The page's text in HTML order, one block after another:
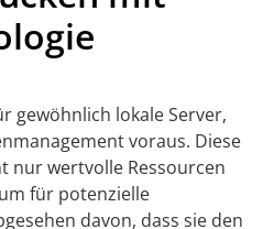
gewöhnlich lokale Server,
voraus. Diese
nur wertvolle Ressourcen
für potenzielle
davon, dass sie den